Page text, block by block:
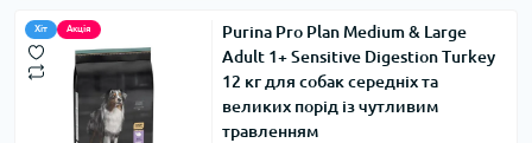
Хіт Акція
Purina Pro Plan Medium & Large
Adult 1+ Sensitive Digestion Turkey
12 кг для собак середніх та
великих порід із чутливим
травленням